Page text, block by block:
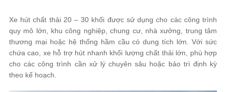
Xe hút chất thải 20 – 30 khối được sử dụng cho các công trình
quy mô lớn, khu công nghiệp, chung cư, nhà xưởng, trung tâm
thương mại hoặc hệ thống hầm cầu có dung tích lớn. Với sức
chứa cao, xe hỗ trợ hút nhanh khối lượng chất thải lớn, phù hợp
cho các công trình cần xử lý chuyên sâu hoặc bảo trì định kỳ
theo kế hoạch.